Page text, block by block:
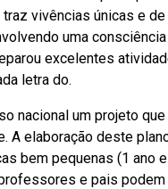
vivências únicas e
uma
excelentes
letra do.
nacional um projeto
elaboração deste
bem pequenas (1 ano
e pais